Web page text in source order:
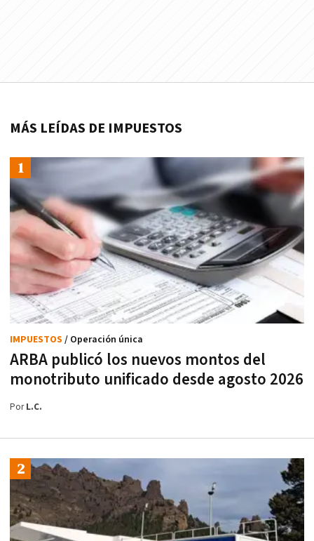
MÁS LEÍDAS DE IMPUESTOS
ARBA publicó los nuevos montos del
monotributo unificado desde agosto 2026
IMPUESTOS / Operación única
PorL.C.